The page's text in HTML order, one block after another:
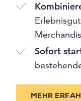
Sofort
MEHR